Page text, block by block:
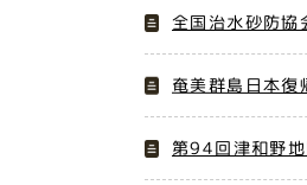
全国治水砂防協
奄美群島日本復
第94回津和野地